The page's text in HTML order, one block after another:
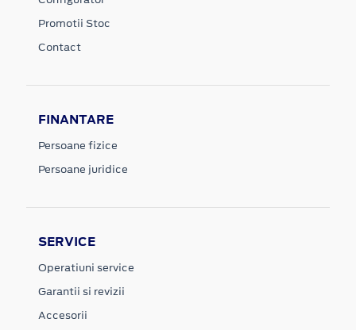
Promotii Stoc
Contact
FINANTARE
Persoane fizice
Persoane juridice
SERVICE
Operatiuni service
Garantii si revizii
Accesorii